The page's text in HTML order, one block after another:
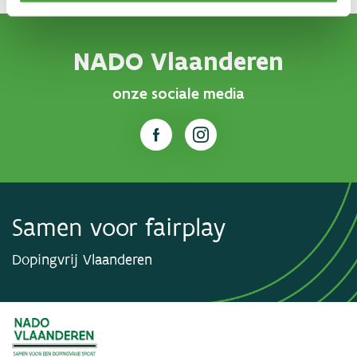
NADO Vlaanderen
onze sociale media
Samen voor fairplay
Dopingvrij Vlaanderen